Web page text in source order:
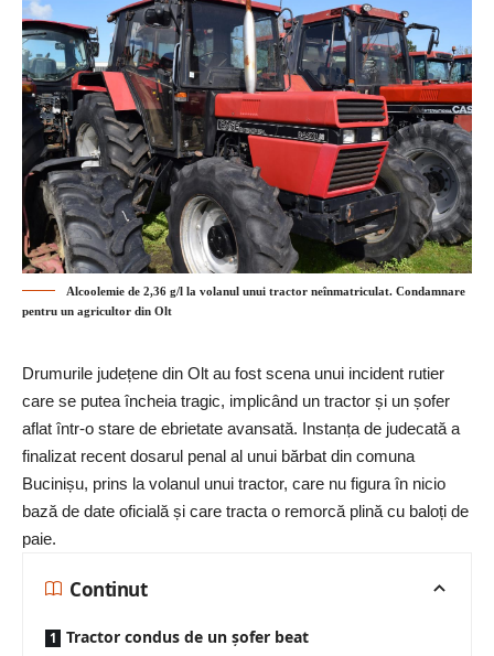
Alcoolemie de 2,36 g/l la volanul unui tractor neînmatriculat. Condamnare
pentru un agricultor din Olt
Drumurile județene din Olt au fost scena unui incident rutier
care se putea încheia tragic, implicând un tractor și un șofer
aflat într-o stare de ebrietate avansată. Instanța de judecată a
finalizat recent dosarul penal al unui bărbat din comuna
Bucinișu, prins la volanul unui tractor, care nu figura în nicio
bază de date oficială și care tracta o remorcă plină cu baloți de
paie.
Continut
Tractor condus de un şofer beat